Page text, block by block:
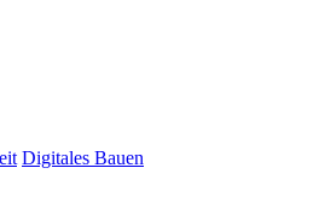
Digitales Bauen